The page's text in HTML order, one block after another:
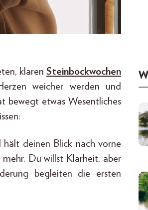
klaren Steinbockwochen
weicher werden und
bewegt etwas Wesentliches
hält deinen Blick nach vorne
Du willst Klarheit, aber
begleiten die ersten